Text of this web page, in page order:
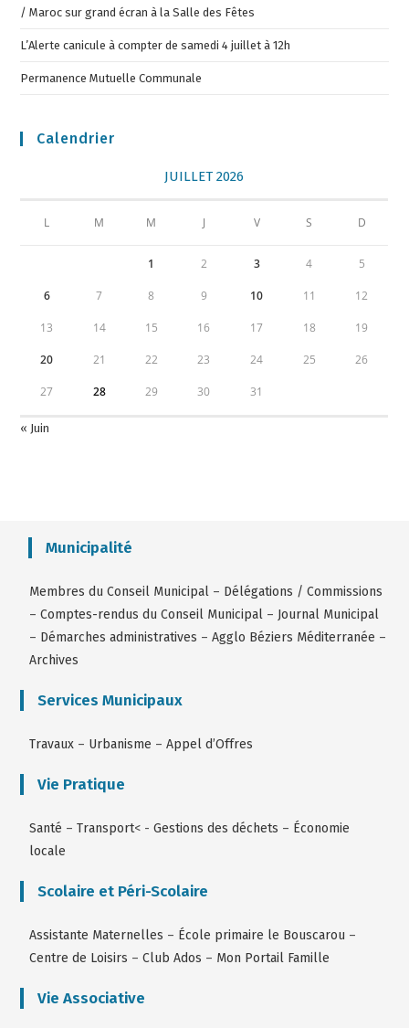
/ Maroc sur grand écran à la Salle des Fêtes
L’Alerte canicule à compter de samedi 4 juillet à 12h
Permanence Mutuelle Communale
Calendrier
JUILLET 2026
L M M J V S D
1 2 3 4 5
6 7 8 9 10 11 12
13 14 15 16 17 18 19
20 21 22 23 24 25 26
27 28 29 30 31
« Juin
Municipalité
Membres du Conseil Municipal – Délégations / Commissions
–Comptes-rendus du Conseil Municipal – Journal Municipal
– Démarches administratives –Agglo Béziers Méditerranée –
Archives
Services Municipaux
Travaux – Urbanisme –Appel d’Offres
Vie Pratique
Santé –Transport< -Gestions des déchets – Économie
locale
Scolaire et Péri-Scolaire
Assistante Maternelles – École primaire le Bouscarou –
Centre de Loisirs –Club Ados – Mon Portail Famille
Vie Associative